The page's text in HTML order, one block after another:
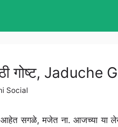
गोष्ट,
Social
सगळे, मजेत ना. आजच्या या